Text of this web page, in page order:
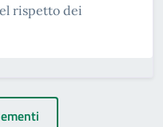
rispetto dei